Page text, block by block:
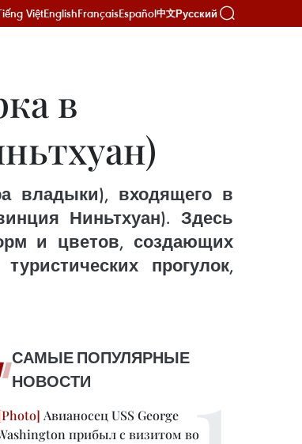
ViệtEnglishFrançaisEspañol中文Русский
в
владыки), входящего в
Ниньтхуан). Здесь
и цветов, создающих
прогулок,
САМЫЕ ПОПУЛЯРНЫЕ
НОВОСТИ
Авианосец USS George
прибыл с визитом во